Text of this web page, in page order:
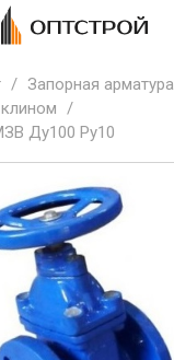
/ Запорная арматура
/
Ду100 Ру10